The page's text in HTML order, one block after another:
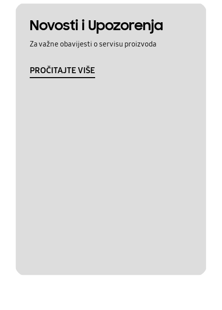
Novosti i Upozorenja
Za važne obavijesti o servisu proizvoda
PROČITAJTE VIŠE